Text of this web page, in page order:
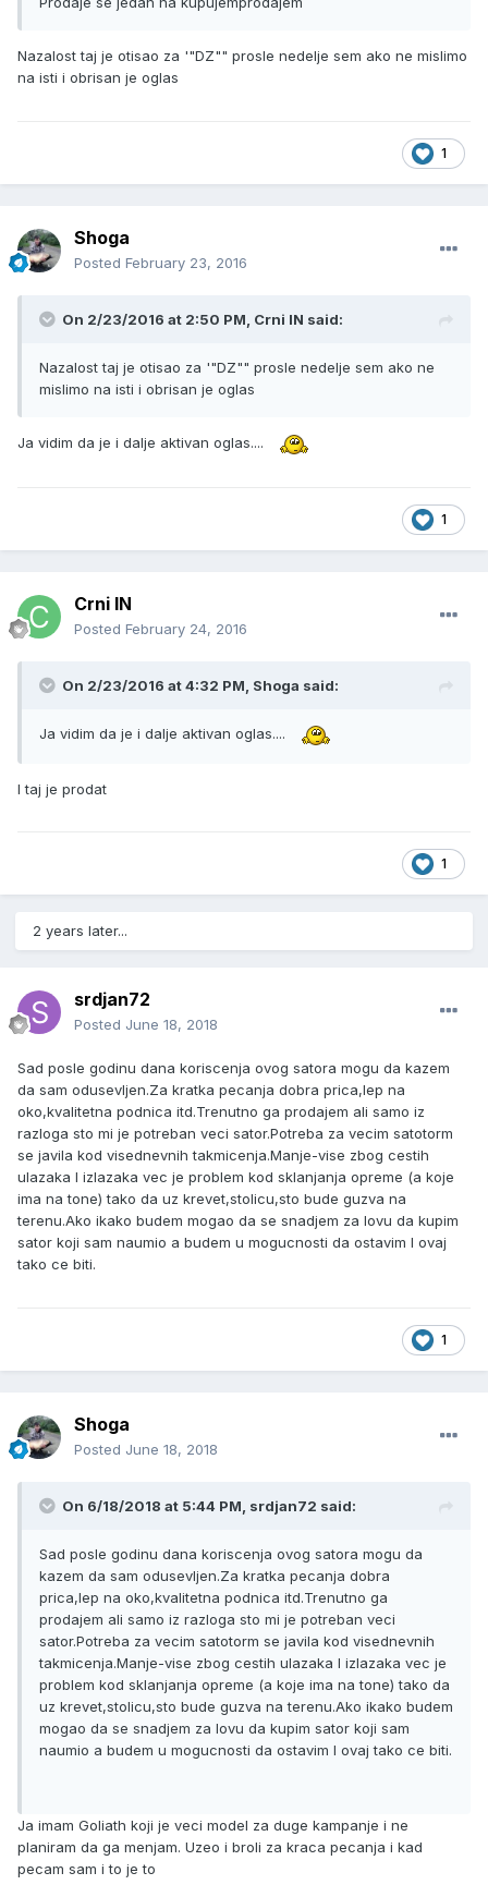
Nazalost taj je otisao za '"DZ"" prosle nedelje sem ako ne mislimo
na isti i obrisan je oglas
1
Shoga
Posted February 23, 2016
On 2/23/2016 at 2:50 PM, Crni IN said:
Nazalost taj je otisao za '"DZ"" prosle nedelje sem ako ne
mislimo na isti i obrisan je oglas
Ja vidim da je i dalje aktivan oglas....
1
Crni IN
Posted February 24, 2016
On 2/23/2016 at 4:32 PM, Shoga said:
Ja vidim da je i dalje aktivan oglas....
I taj je prodat
1
2 years later...
srdjan72
Posted June 18, 2018
Sad posle godinu dana koriscenja ovog satora mogu da kazem
da sam odusevljen.Za kratka pecanja dobra prica,lep na
oko,kvalitetna podnica itd.Trenutno ga prodajem ali samo iz
razloga sto mi je potreban veci sator.Potreba za vecim satotorm
se javila kod visednevnih takmicenja.Manje-vise zbog cestih
ulazaka I izlazaka vec je problem kod sklanjanja opreme (a koje
ima na tone) tako da uz krevet,stolicu,sto bude guzva na
terenu.Ako ikako budem mogao da se snadjem za lovu da kupim
sator koji sam naumio a budem u mogucnosti da ostavim I ovaj
tako ce biti.
1
Shoga
Posted June 18, 2018
On 6/18/2018 at 5:44 PM, srdjan72 said:
Sad posle godinu dana koriscenja ovog satora mogu da
kazem da sam odusevljen.Za kratka pecanja dobra
prica,lep na oko,kvalitetna podnica itd.Trenutno ga
prodajem ali samo iz razloga sto mi je potreban veci
sator.Potreba za vecim satotorm se javila kod visednevnih
takmicenja.Manje-vise zbog cestih ulazaka I izlazaka vec je
problem kod sklanjanja opreme (a koje ima na tone) tako da
uz krevet,stolicu,sto bude guzva na terenu.Ako ikako budem
mogao da se snadjem za lovu da kupim sator koji sam
naumio a budem u mogucnosti da ostavim I ovaj tako ce biti.
Ja imam Goliath koji je veci model za duge kampanje i ne
planiram da ga menjam. Uzeo i broli za kraca pecanja i kad
pecam sam i to je to